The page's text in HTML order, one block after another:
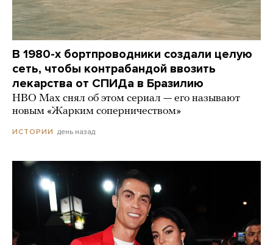
В 1980-х бортпроводники создали целую
сеть, чтобы контрабандой ввозить
лекарства от СПИДа в Бразилию
HBO Max снял об этом сериал — его называют
новым «Жарким соперничеством»
ИСТОРИИ день назад